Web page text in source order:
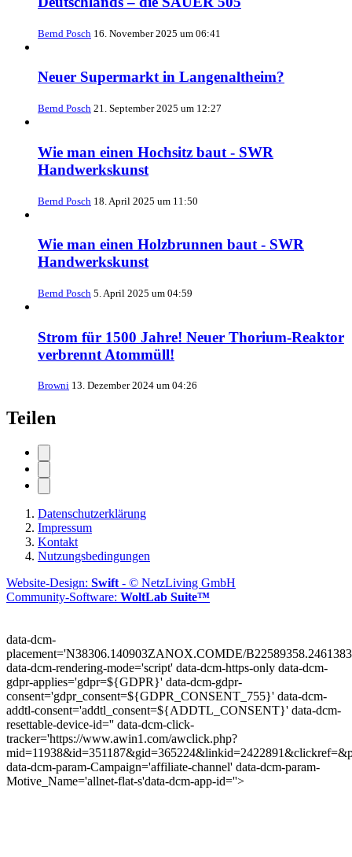
Bernd Posch 16. November 2025 um 06:41
Neuer Supermarkt in Langenaltheim?
Bernd Posch 21. September 2025 um 12:27
Wie man einen Hochsitz baut - SWR
Handwerkskunst
Bernd Posch 18. April 2025 um 11:50
Wie man einen Holzbrunnen baut - SWR
Handwerkskunst
Bernd Posch 5. April 2025 um 04:59
Strom für 1500 Jahre! Neuer Thorium-Reaktor
verbrennt Atommüll!
Browni 13. Dezember 2024 um 04:26
Teilen
Datenschutzerklärung
Impressum
Kontakt
Nutzungsbedingungen
Website-Design: Swift - © NetzLiving GmbH
Community-Software: WoltLab Suite™
data-dcm-
placement='N38306.140903ZANOX.COMDE/
data-dcm-rendering-mode='script' data-dcm-https-only data-dcm-
gdpr-applies='gdpr=${GDPR}' data-dcm-gdpr-
consent='gdpr_consent=${GDPR_CONSENT_755}' data-dcm-
addtl-consent='addtl_consent=${ADDTL_CONSENT}' data-dcm-
resettable-device-id='' data-dcm-click-
tracker='https://www.awin1.com/awclick.php?
data-dcm-param-Campaign='affiliate-channel' data-dcm-param-
Motive_Name='allnet-flat-s'data-dcm-app-id=''>